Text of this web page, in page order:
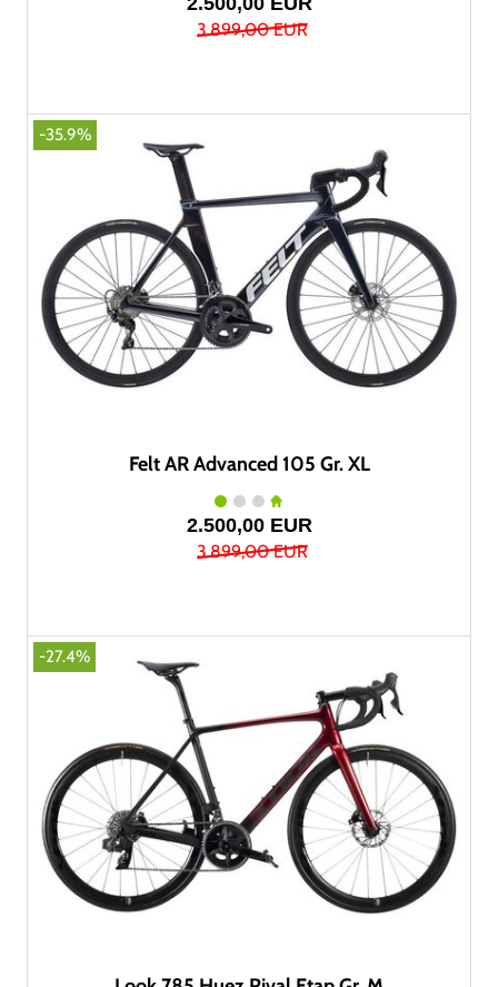
3.899,00 EUR
-35.9%
Felt AR Advanced 105 Gr. XL
2.500,00 EUR
3.899,00 EUR
-27.4%